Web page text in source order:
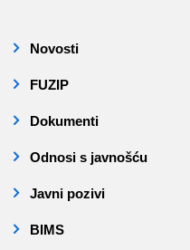
Novosti
FUZIP
Dokumenti
Odnosi s javnošću
Javni pozivi
BIMS